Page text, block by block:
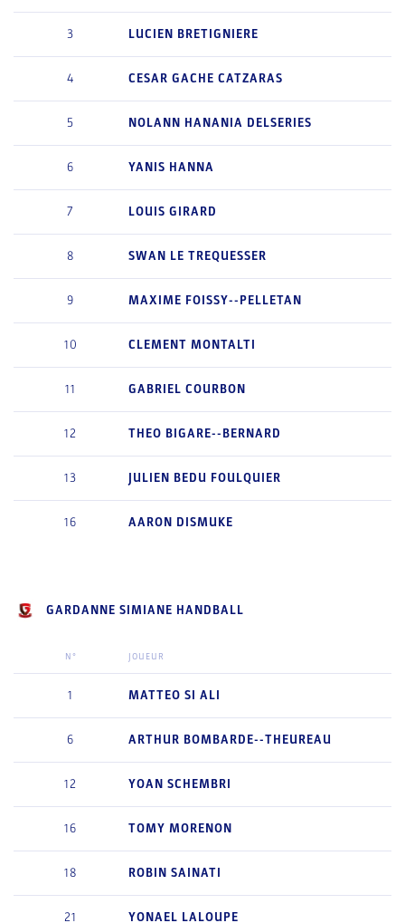
3 LUCIEN BRETIGNIERE
4 CESAR GACHE CATZARAS
5 NOLANN HANANIA DELSERIES
6 YANIS HANNA
7 LOUIS GIRARD
8 SWAN LE TREQUESSER
9 MAXIME FOISSY--PELLETAN
10 CLEMENT MONTALTI
11 GABRIEL COURBON
12 THEO BIGARE--BERNARD
13 JULIEN BEDU FOULQUIER
16 AARON DISMUKE
GARDANNE SIMIANE HANDBALL
N° JOUEUR
1 MATTEO SI ALI
6 ARTHUR BOMBARDE--THEUREAU
12 YOAN SCHEMBRI
16 TOMY MORENON
18 ROBIN SAINATI
21 YONAEL LALOUPE